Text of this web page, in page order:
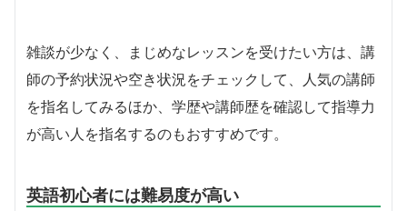
雑談が少なく、まじめなレッスンを受けたい方は、講
師の予約状況や空き状況をチェックして、人気の講師
を指名してみるほか、学歴や講師歴を確認して指導力
が高い人を指名するのもおすすめです。
英語初心者には難易度が高い